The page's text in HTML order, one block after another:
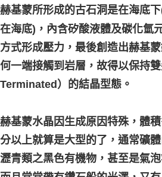
赫基蒙所形成的古石洞是在海底
在海底)，內含矽酸液體及碳化氫
方式形成壓力，最後創造出赫基
何一端接觸到岩層，故得以保持
Terminated）的結晶型態。
赫基蒙水晶因生成原因特殊，體
分以上就算是大型的了，通常礦
瀝青類之黑色有機物，甚至是氣